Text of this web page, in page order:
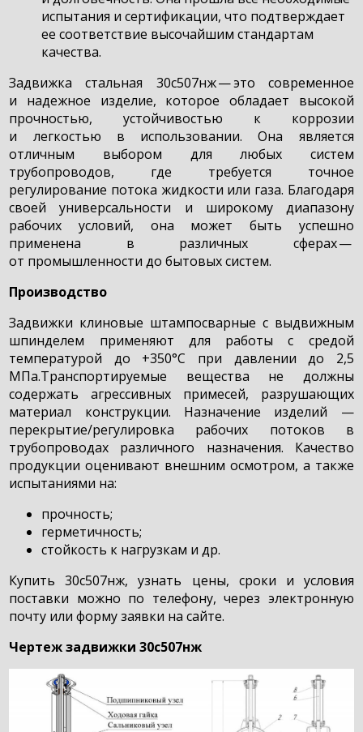
испытания и сертификации, что подтверждает
ее соответствие высочайшим стандартам
качества.
Задвижка стальная 30с507нж — это современное
и надежное изделие, которое обладает высокой
прочностью, устойчивостью к коррозии
и легкостью в использовании. Она является
отличным выбором для любых систем
трубопроводов, где требуется точное
регулирование потока жидкости или газа. Благодаря
своей универсальности и широкому диапазону
рабочих условий, она может быть успешно
применена в различных сферах —
от промышленности до бытовых систем.
Производство
Задвижки клиновые штампосварные с выдвижным
шпинделем применяют для работы с средой
температурой до +350°С при давлении до 2,5
МПа.Транспортируемые вещества не должны
содержать агрессивных примесей, разрушающих
материал конструкции. Назначение изделий —
перекрытие/регулировка рабочих потоков в
трубопроводах различного назначения. Качество
продукции оценивают внешним осмотром, а также
испытаниями на:
прочность;
герметичность;
стойкость к нагрузкам и др.
Купить 30с507нж, узнать цены, сроки и условия
поставки можно по телефону, через электронную
почту или форму заявки на сайте.
Чертеж задвижки 30с507нж